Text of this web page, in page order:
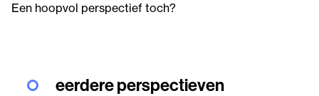
Een hoopvol perspectief toch?
eerdere perspectieven